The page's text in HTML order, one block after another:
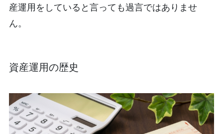
産運用をしていると言っても過言ではありませ
ん。
資産運用の歴史